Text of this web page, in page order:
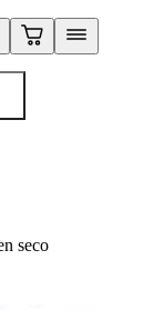
seco